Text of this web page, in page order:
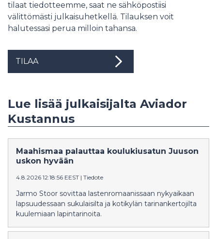
tilaat tiedotteemme, saat ne sähköpostiisi
välittömästi julkaisuhetkellä. Tilauksen voit
halutessasi perua milloin tahansa.
TILAA
Lue lisää julkaisijalta Aviador
Kustannus
Maahismaa palauttaa koulukiusatun Juuson
uskon hyvään
4.8.2026 12:18:56 EEST | Tiedote
Jarmo Stoor sovittaa lastenromaanissaan nykyaikaan
lapsuudessaan sukulaisilta ja kotikylän tarinankertojilta
kuulemiaan lapintarinoita.